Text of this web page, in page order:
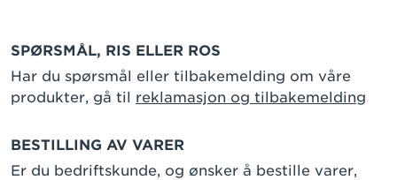
SPØRSMÅL, RIS ELLER ROS
Har du spørsmål eller tilbakemelding om våre
produkter, gå til reklamasjon og tilbakemelding
BESTILLING AV VARER
Er du bedriftskunde, og ønsker å bestille varer,